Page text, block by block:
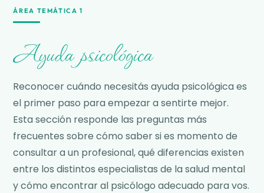
ÁREA TEMÁTICA 1
Ayuda psicológica
Reconocer cuándo necesitás ayuda psicológica es
el primer paso para empezar a sentirte mejor.
Esta sección responde las preguntas más
frecuentes sobre cómo saber si es momento de
consultar a un profesional, qué diferencias existen
entre los distintos especialistas de la salud mental
y cómo encontrar al psicólogo adecuado para vos.